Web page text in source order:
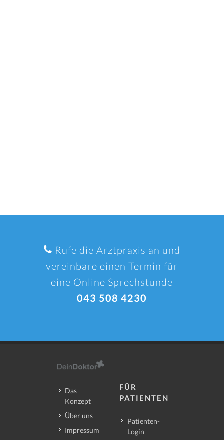
Rufe die Arztpraxis an und
vereinbare einen Termin für
eine Online Sprechstunde
043 508 4230
Das
Konzept
Über uns
Impressum
FÜR
PATIENTEN
Patienten-
Login